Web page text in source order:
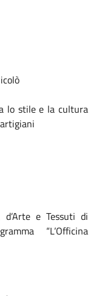
lo stile e la cultura
d’Arte e Tessuti di
“L’Officina